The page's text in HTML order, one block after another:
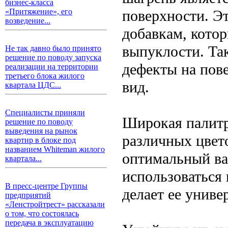
бизнес-класса
«Притяжение», его
возведение...
Не так давно было принято
решение по поводу запуска
реализации на территории
третьего блока жилого
квартала ЦДС...
Специалисты приняли
решение по поводу
выведения на рынок
квартир в блоке под
названием Whiteman жилого
квартала...
В пресс-центре Группы
предприятий
«Ленстройтрест» рассказали
о том, что состоялась
передача в эксплуатацию
поверхности.
добавкам,
выпуклости.
дефекты на
вид.
Широкая
различных
оптимальный
делает ее